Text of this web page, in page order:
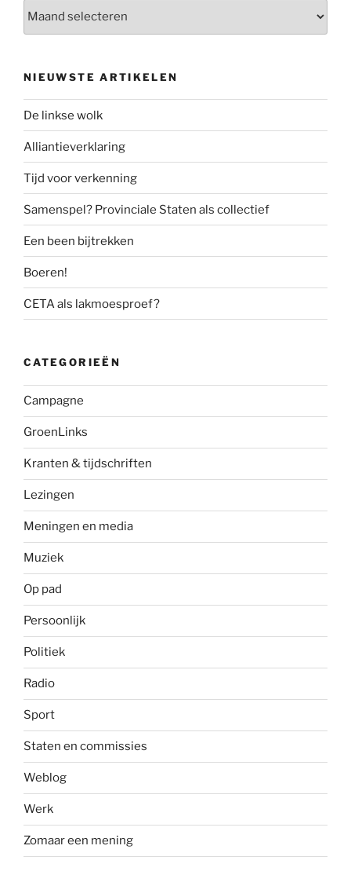
NIEUWSTE ARTIKELEN
De linkse wolk
Alliantieverklaring
Tijd voor verkenning
Samenspel? Provinciale Staten als collectief
Een been bijtrekken
Boeren!
CETA als lakmoesproef?
CATEGORIEËN
Campagne
GroenLinks
Kranten & tijdschriften
Lezingen
Meningen en media
Muziek
Op pad
Persoonlijk
Politiek
Radio
Sport
Staten en commissies
Weblog
Werk
Zomaar een mening